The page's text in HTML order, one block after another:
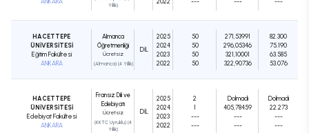
Yıllık)
HACETTEPE
ÜNİVERSİTESİ
Eğitim Fakültesi
ANKARA
Almanca
Öğretmenliği
Ücretsiz
(Almanca) (4 Yıllık)
DIL
2025
2024
2023
2022
50
50
50
50
271,53991
296,05346
321,10001
322,90736
82.300
75.190
63.585
53.076
HACETTEPE
ÜNİVERSİTESİ
Edebiyat Fakültesi
ANKARA
Fransız Dili ve
Edebiyatı
Ücretsiz
(KKTC Uyruklu) (4
Yıllık)
DIL
2025
2024
2023
2022
2
1
---
---
Dolmadı
405,78459
---
---
Dolmadı
22.273
---
---